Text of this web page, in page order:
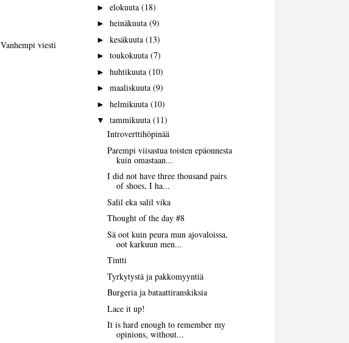
Vanhempi viesti
► elokuuta (18)
► heinäkuuta (9)
► kesäkuuta (13)
► toukokuuta (7)
► huhtikuuta (10)
► maaliskuuta (9)
► helmikuuta (10)
▼ tammikuuta (11)
Introverttihöpinää
Parempi viisastua toisten epäonnesta
kuin omastaan...
I did not have three thousand pairs
of shoes, I ha...
Salil eka salil vika
Thought of the day #8
Sä oot kuin peura mun ajovaloissa,
oot karkuun men...
Tintti
Tyrkytystä ja pakkomyyntiä
Burgeria ja bataattiranskiksia
Lace it up!
It is hard enough to remember my
opinions, without...